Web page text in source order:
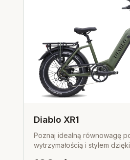
Diablo XR1
Poznaj idealną równowagę
wytrzymałością i stylem